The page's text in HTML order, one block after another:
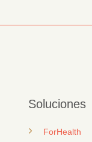
Soluciones
ForHealth